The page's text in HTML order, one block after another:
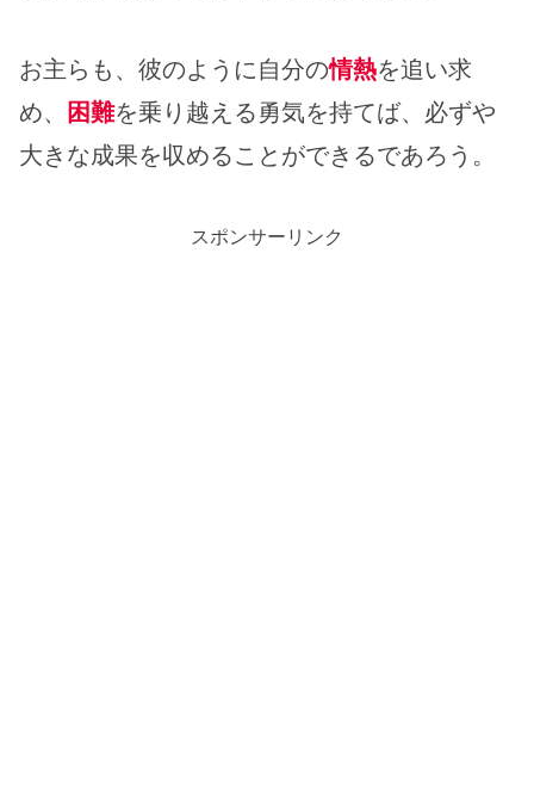
お主らも、彼のように自分の情熱を追い求
め、
困難を乗り越える勇気を持てば、必ずや
大きな成果を収めることができるであろう。
スポンサーリンク